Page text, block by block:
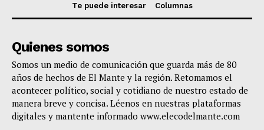
Te puede interesar
Columnas
Quienes somos
Somos un medio de comunicación que guarda más de 80
años de hechos de El Mante y la región. Retomamos el
acontecer político, social y cotidiano de nuestro estado de
manera breve y concisa. Léenos en nuestras plataformas
digitales y mantente informado www.elecodelmante.com